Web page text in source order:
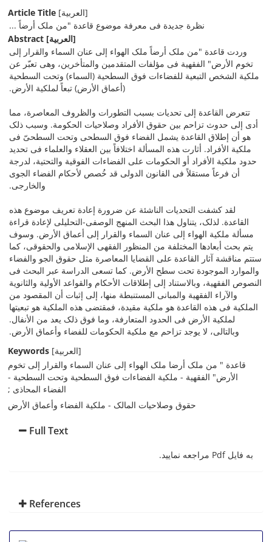
Article Title
[العربیة]
نظرة جدیدة فی معرفة موضوع قاعدة "من ملک أرضاً ...
Abstract
[العربیة]
وردت قاعدة "من ملک أرضاً ملک الهواء إلى عنان السماء والقرار إلى
تخوم الأرض" الفقهیة فی مؤلفات المتقدمین والمتأخرین، وهی تعبّر عن
ملکیة الشخص التبعیة للفضاءات فوق السطحیة (السماء) وتحت السطحیة
(أعماق الأرض) تبعاً لملکیة الأرض.
تتعرض القاعدة إلى تحدیات بسبب التطورات والظروف المعاصرة، مما
أدى إلى حدوث تزاحم بین حقوق الأفراد وصلاحیات الحکومة. وسبب ذلک
هو أن إطلاق القاعدة یشمل الفضاء فوق السطحی وتحت السطحیّ فی
ملکیة الأفراد. أثارت هذه المسألة اختلافاً بین العقلاء والعلماء فی تحدید
حدود ملکیة الأفراد أو الحکومات على الفضاءات الفوقیة والتحتیة، لدرجة
أن فرعاً مستقلاً فی القانون الدولی قد خُصص لأحکام الفضاء الجوی
والخارجی.
لقد کشفت التحدیات الناشئة عن ضرورة إعادة تعریف موضوع هذه
القاعدة. لذلک، یتناول هذا البحث المنهج الوصفی-التحلیلی لإعادة قراءة
مسألة ملکیة الهواء إلى عنان السماء والقرار إلى أعماق الأرض. وسوف
یتم بحث أبعادها المختلفة من المنظور الفقهی الإسلامی والحقوقی، کما
ستتم مناقشة آثار القاعدة على القضایا المعاصرة مثل حقوق الجو والفضاء
والموارد الموجودة تحت سطح الأرض. کما تسعى الدراسة عبر البحث فی
النصوص الفقهیة، وبالاستناد إلى إطلاقات الأحکام والقواعد الأولیة والثانویة
والآراء الفقهیة والمبانی المستنبطة منها، إلى إثبات أن المقصود من
الملکیة فی هذه القاعدة هو ملکیة مقیدة، فمقتضى هذه الملکیة هو تبعیتها
لملکیة الأرض فی الحدود المتعارفة، وما فوق ذلک یعد من الأنفال.
وبالتالی، لا یوجد تزاحم مع ملکیة الحکومات للفضاء وأعماق الأرض.
Keywords
[العربیة]
قاعدة " من ملک أرضا ملک الهواء إلى عنان السماء والقرار إلى تخوم
الأرض" الفقهیة - ملکیة الفضاءات فوق السطحیة وتحت السطحیة -
الفضاء المحاذی
حقوق وصلاحیات المالک - ملکیة الفضاء وأعماق الأرض
Full Text
به فایل Pdf مراجعه نمایید.
References